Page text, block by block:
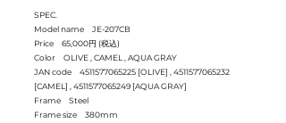
SPEC.
Model name JE-207CB
Price 65,000円 (税込)
Color OLIVE , CAMEL , AQUA GRAY
JAN code
4511577065225 [OLIVE] , 4511577065232
[CAMEL] , 4511577065249 [AQUA GRAY]
Frame Steel
Frame size 380mm